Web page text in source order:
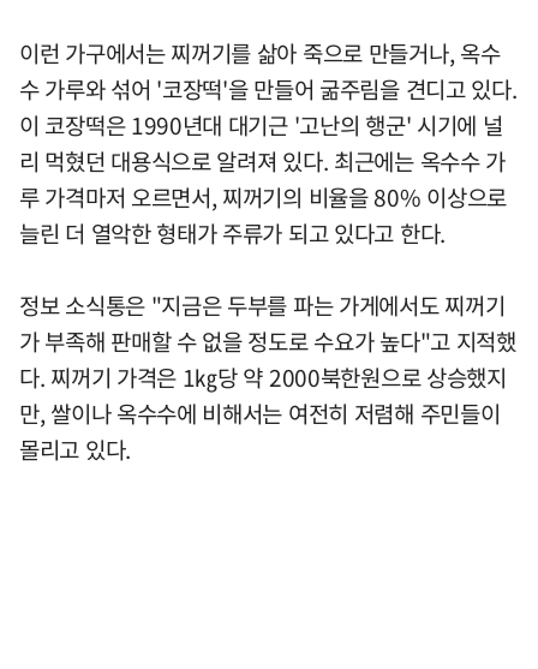
이런 가구에서는 찌꺼기를 삶아 죽으로 만들거나, 옥수
수 가루와 섞어 '코장떡'을 만들어 굶주림을 견디고 있다.
이 코장떡은 1990년대 대기근 '고난의 행군' 시기에 널
리 먹혔던 대용식으로 알려져 있다. 최근에는 옥수수 가
루 가격마저 오르면서, 찌꺼기의 비율을 80% 이상으로
늘린 더 열악한 형태가 주류가 되고 있다고 한다.
정보 소식통은 "지금은 두부를 파는 가게에서도 찌꺼기
가 부족해 판매할 수 없을 정도로 수요가 높다"고 지적했
다. 찌꺼기 가격은 1㎏당 약 2000북한원으로 상승했지
만, 쌀이나 옥수수에 비해서는 여전히 저렴해 주민들이
몰리고 있다.